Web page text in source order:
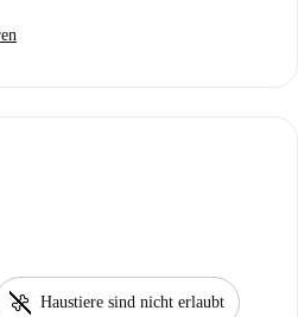
pet_supplies Haustiere sind nicht erlaubt